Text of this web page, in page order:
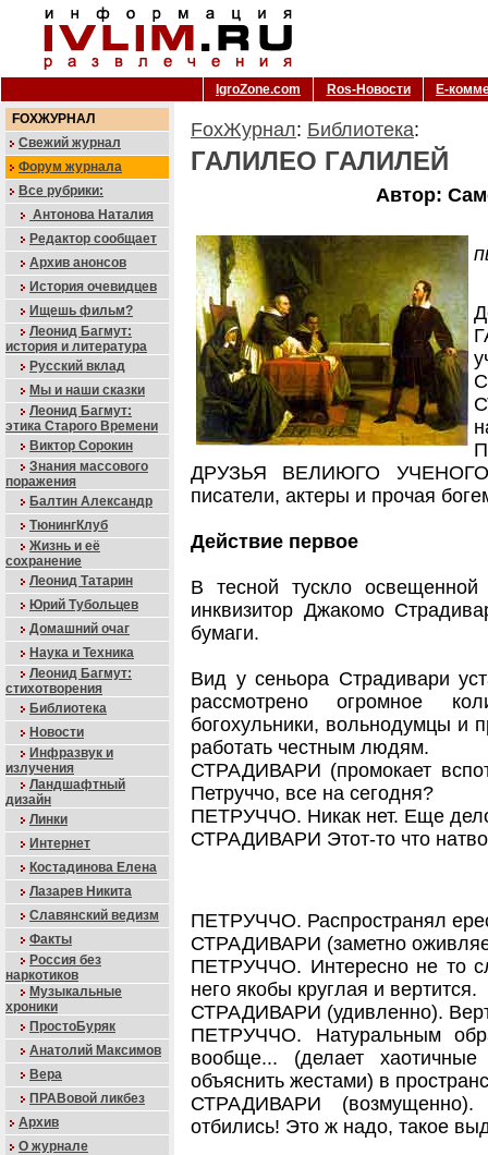
IgroZone.com Ros-Новости
Е-
FOXЖУРНАЛ
Свежий журнал
Форум журнала
Все рубрики:
Антонова Наталия
Редактор сообщает
Архив анонсов
История очевидцев
Ищешь фильм?
Леонид Багмут:
история и литература
Русский вклад
Мы и наши сказки
Леонид Багмут:
этика Старого Времени
Виктор Сорокин
Знания массового
поражения
Балтин Александр
ТюнингКлуб
Жизнь и её
сохранение
Леонид Татарин
Юрий Тубольцев
Домашний очаг
Наука и Техника
Леонид Багмут:
стихотворения
Библиотека
Новости
Инфразвук и
излучения
Ландшафтный
дизайн
Линки
Интернет
Костадинова Елена
Лазарев Никита
Славянский ведизм
Факты
Россия без
наркотиков
Музыкальные
хроники
ПростоБуряк
Анатолий Максимов
Вера
ПРАВовой ликбез
Архив
О журнале
FoxЖурнал: Библиотека:
ГАЛИЛЕО ГАЛИЛЕЙ
Автор:
ДРУЗЬЯ ВЕЛИЮГО УЧЕНОГО
писатели, актеры и прочая
Действие первое
В тесной тускло
инквизитор Джакомо
бумаги.
Вид у сеньора Страдивари
рассмотрено огромное
богохульники, вольнодумцы и
работать честным людям.
СТРАДИВАРИ (промокает
Петруччо, все на сегодня?
ПЕТРУЧЧО. Никак нет. Еще
СТРАДИВАРИ Этот-то что
ПЕТРУЧЧО. Распространял
СТРАДИВАРИ (заметно
ПЕТРУЧЧО. Интересно не то
него якобы круглая и вертится.
СТРАДИВАРИ (удивленно).
ПЕТРУЧЧО. Натуральным
вообще... (делает
объяснить жестами) в
СТРАДИВАРИ
отбились! Это ж надо, такое